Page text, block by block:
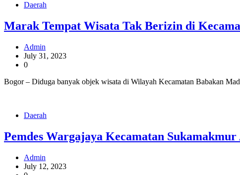
Daerah
Marak Tempat Wisata Tak Berizin di
Admin
July 31, 2023
0
Bogor – Diduga banyak objek wisata di Wilayah Kecamatan Babakan
Daerah
Pemdes Wargajaya Kecamatan
Admin
July 12, 2023